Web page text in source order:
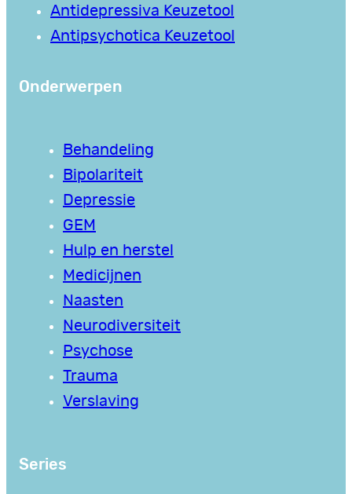
Antidepressiva Keuzetool
Antipsychotica Keuzetool
Onderwerpen
Behandeling
Bipolariteit
Depressie
GEM
Hulp en herstel
Medicijnen
Naasten
Neurodiversiteit
Psychose
Trauma
Verslaving
Series